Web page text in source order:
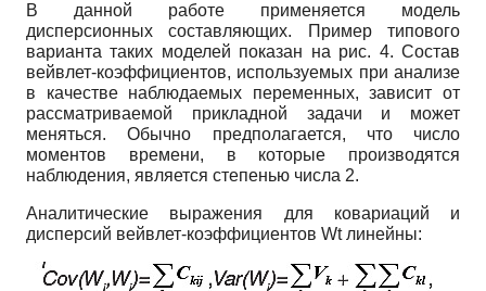
В данной работе применяется модель
дисперсионных составляющих. Пример типового
варианта таких моделей показан на рис. 4. Состав
вейвлет-коэффициентов, используемых при анализе
в качестве наблюдаемых переменных, зависит от
рассматриваемой прикладной задачи и может
меняться. Обычно предполагается, что число
моментов времени, в которые производятся
наблюдения, является степенью числа 2.
Аналитические выражения для ковари­аций и
дисперсий вейвлет-коэффициентов Wt линейны: